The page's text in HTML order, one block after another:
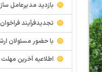
بازدید مدیرعامل سازمان منطقه
تجدیدفرآيند فراخوان
با حضور مسئولان ارشد منطقه
اطلاعیه آخرین مهلت